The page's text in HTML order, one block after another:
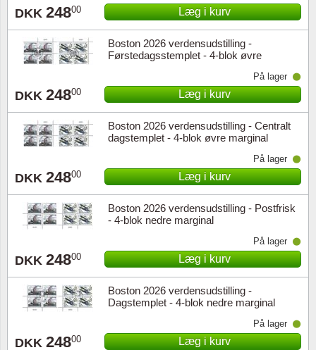
DKK 24800 Læg i kurv
Boston 2026 verdensudstilling -
Førstedagsstemplet - 4-blok øvre
DKK 24800
På lager
Læg i kurv
Boston 2026 verdensudstilling - Centralt
dagstemplet - 4-blok øvre marginal
DKK 24800
På lager
Læg i kurv
Boston 2026 verdensudstilling - Postfrisk
- 4-blok nedre marginal
DKK 24800
På lager
Læg i kurv
Boston 2026 verdensudstilling -
Dagstemplet - 4-blok nedre marginal
DKK 24800
På lager
Læg i kurv